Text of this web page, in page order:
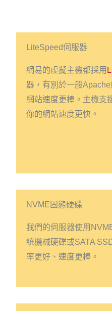
LiteSpeed伺服器
網易的虛擬主機都採用
器，有別於一般
網站速度更棒。主機支
你的網站速度更快。
NVME固態硬碟
我們的伺服器使用
統機械硬碟或SATA
率更好、速度更棒。